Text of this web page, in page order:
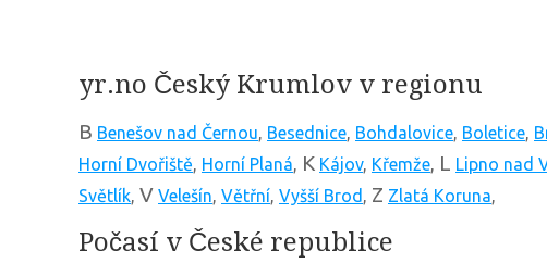
yr.no Český Krumlov v regionu
B Benešov nad Černou, Besednice, Bohdalovice, Boletice,
Horní Dvořiště, Horní Planá, K Kájov, Křemže, L Lipno nad
Světlík, V Velešín, Větřní, Vyšší Brod , Z Zlatá Koruna,
Počasí v České republice